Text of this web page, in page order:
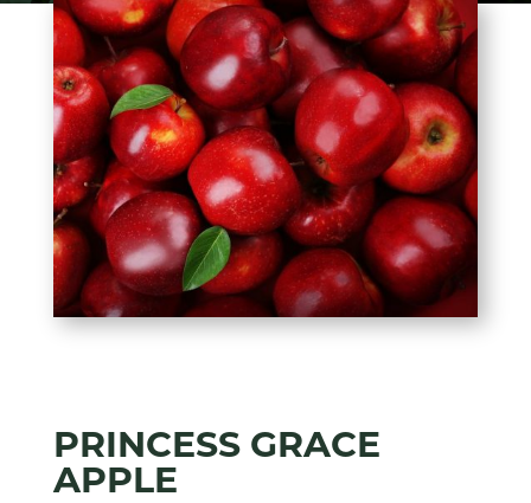
PRINCESS GRACE
APPLE